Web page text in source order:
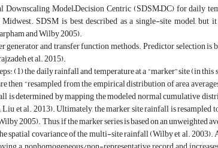
Model–Decision Centric (SDSM–DC) for daily
SDSM is best described as a single-site model, but
and Wilby 2005).
and transfer function methods. Predictor selection is
et al. 2015).
the daily rainfall and temperature at a “marker” site (in this
“resampled from the empirical distribution of area
determined by mapping the modeled normal cumulative
et al. 2013). Ultimately, the marker site rainfall is resampled
2005). Thus, if the marker series is based on an unweighted
spatial covariance of the multi-site rainfall (Wilby et al. 2003).